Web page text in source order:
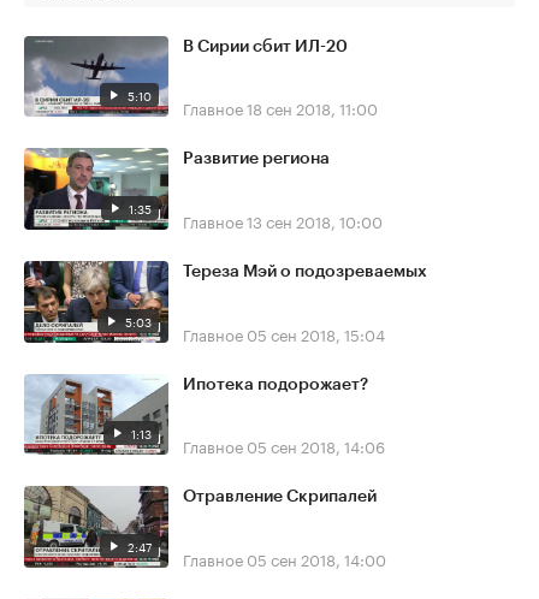
5:10
В Сирии сбит ИЛ-20
Главное18 сен 2018, 11:00
1:35
Развитие региона
Главное13 сен 2018, 10:00
5:03
Тереза Мэй о подозреваемых
Главное 05 сен 2018, 15:04
1:13
Ипотека подорожает?
Главное 05 сен 2018, 14:06
2:47
Отравление Скрипалей
Главное 05 сен 2018, 14:00